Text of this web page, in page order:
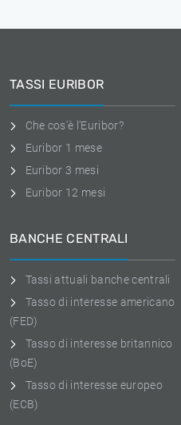
TASSI EURIBOR
Che cos'è l'Euribor?
Euribor 1 mese
Euribor 3 mesi
Euribor 12 mesi
BANCHE CENTRALI
Tassi attuali banche centrali
Tasso di interesse americano
(FED)
Tasso di interesse britannico
(BoE)
Tasso di interesse europeo
(ECB)